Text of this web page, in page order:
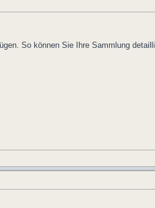
So können Sie Ihre Sammlung